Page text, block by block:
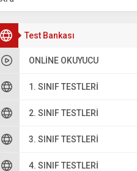
Test Bankası
ONLINE OKUYUCU
1. SINIF TESTLERI
2. SINIF TESTLERI
3. SINIF TESTLERI
4. SINIF TESTLERI